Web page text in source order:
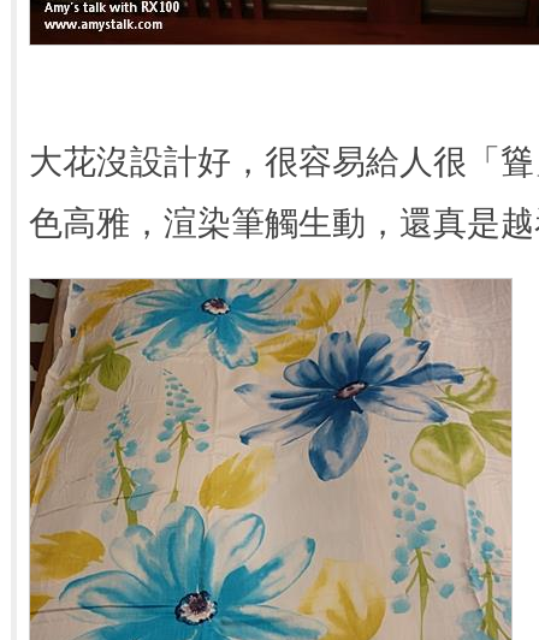
大花沒設計好，很容易給人很「
色高雅，渲染筆觸生動，還真是